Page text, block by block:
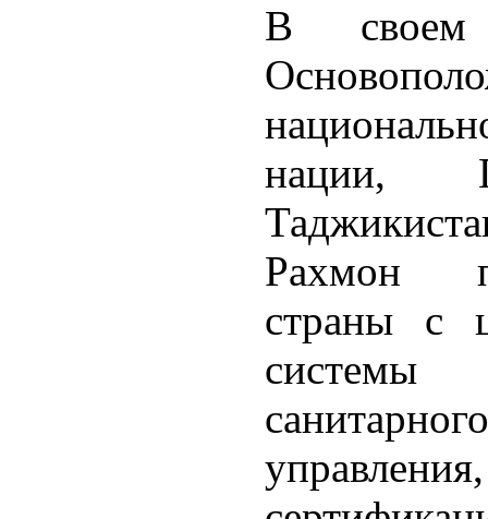
В своем
нации,
Рахмон
страны с